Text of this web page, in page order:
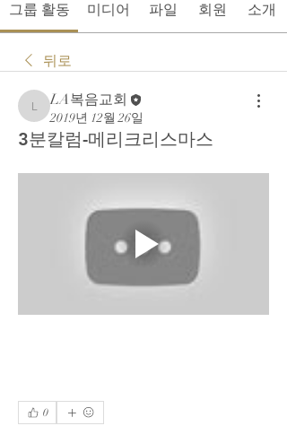
그룹 활동 미디어 파일 회원 소개
뒤로
LA복음교회
LA복음교회
2019년 12월 26일
3분칼럼-메리크리스마스
0